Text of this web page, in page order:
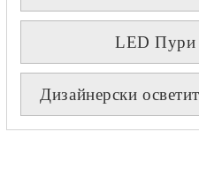
LED Пури
Дизайнерски